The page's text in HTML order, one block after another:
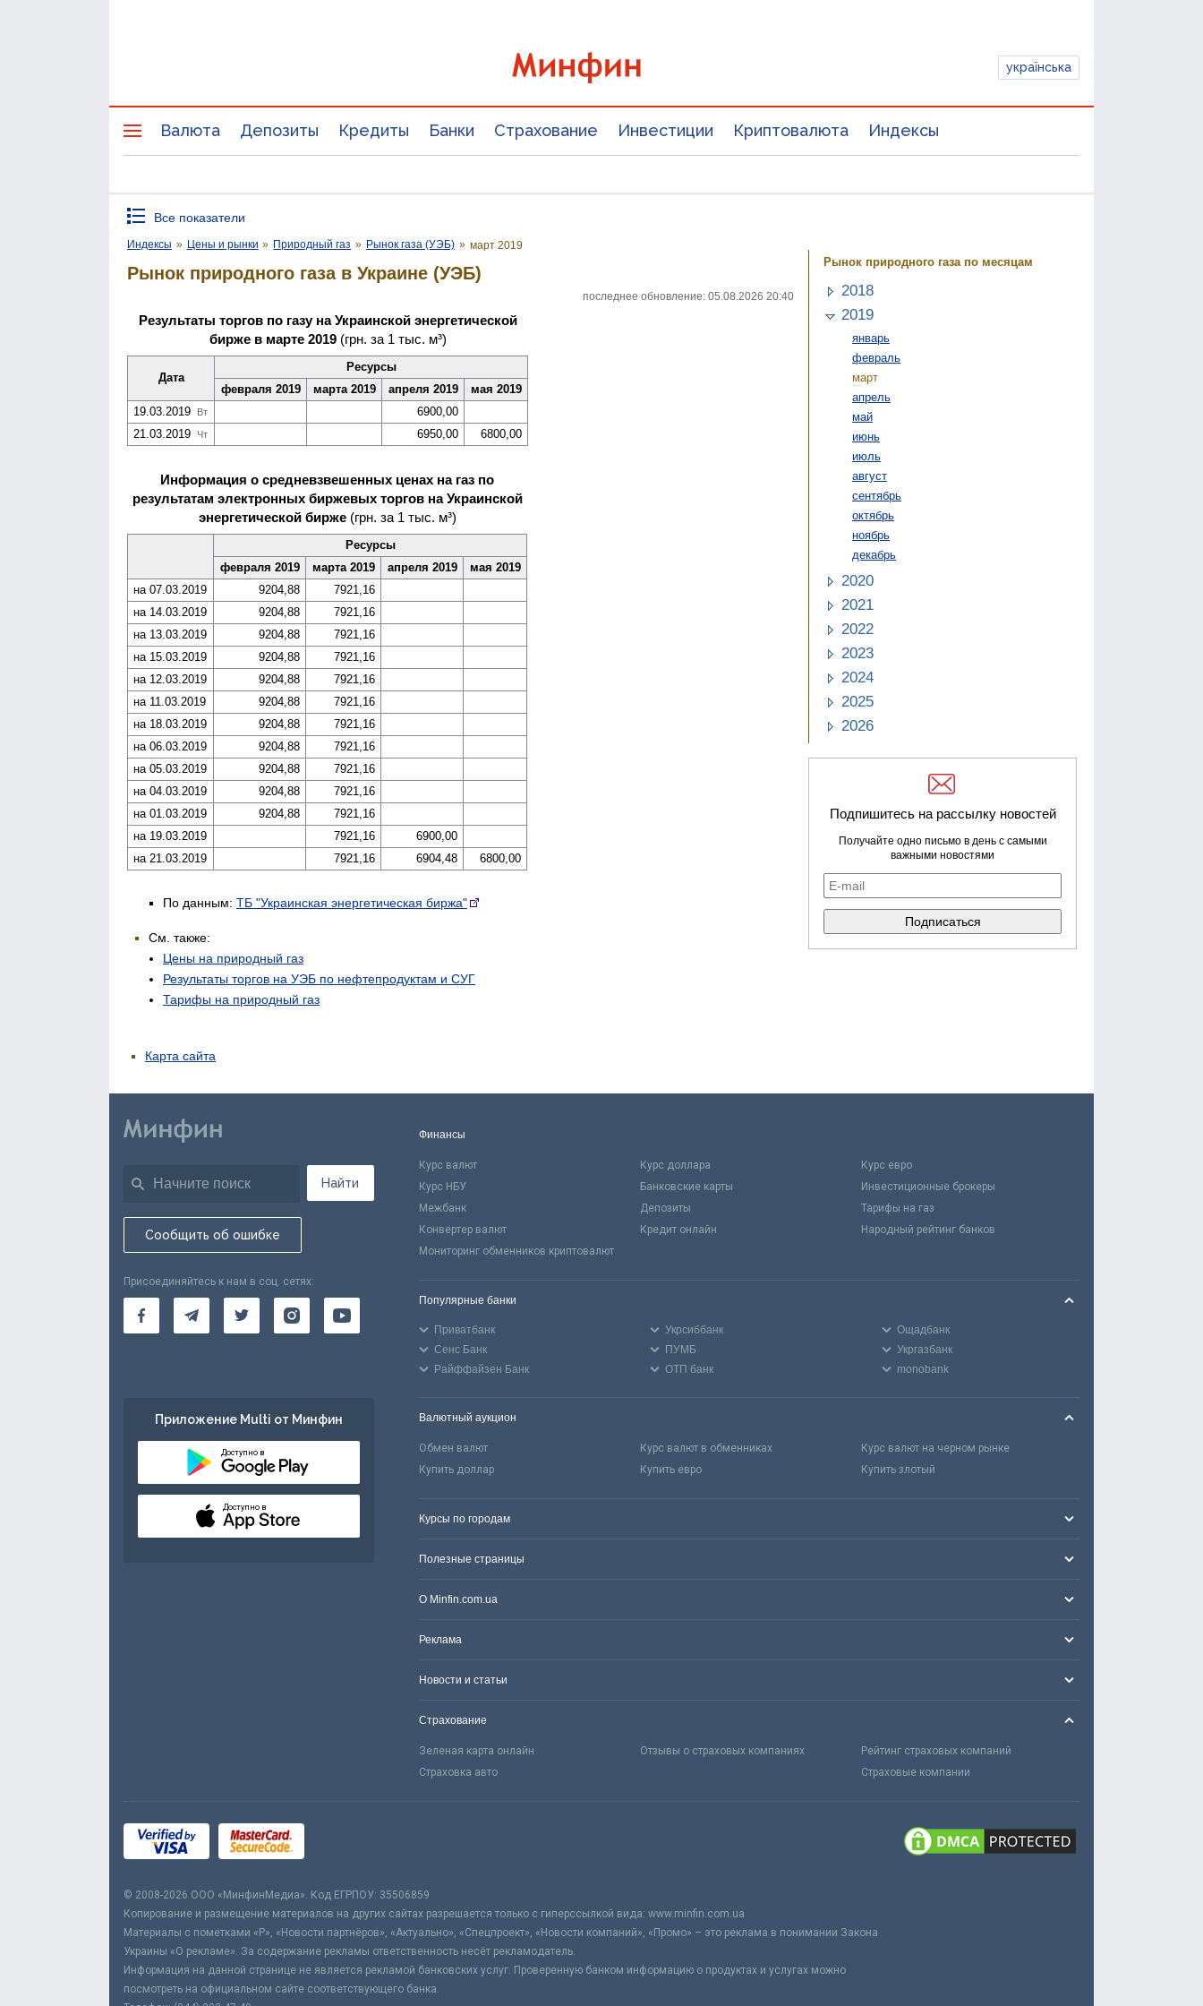
українська
Валюта Депозиты Кредиты Банки Страхование Инвестиции Криптовалюта Индексы
Все показатели
Индексы » Цены и рынки » Природный газ » Рынок газа (УЭБ) » март 2019
Рынок природного газа в Украине (УЭБ)
последнее обновление: 05.08.2026 20:40
Результаты торгов по газу на Украинской энергетической
бирже в марте 2019 (грн. за 1 тыс. м³)
Дата
Ресурсы
февраля 2019
марта 2019 апреля 2019
мая 2019
19.03.2019
Вт
6900,00
21.03.2019
Чт 6950,00 6800,00
Информация о средневзвешенных ценах на газ по
результатам электронных биржевых торгов на Украинской
энергетической бирже (грн. за 1 тыс. м³)
Ресурсы
февраля 2019
марта 2019 апреля 2019
мая 2019
на 07.03.2019
9204,88
7921,16
на 14.03.2019
9204,88
7921,16
на 13.03.2019
9204,88
7921,16
на 15.03.2019
9204,88
7921,16
на 12.03.2019
9204,88
7921,16
на 11.03.2019
9204,88
7921,16
на 18.03.2019
9204,88
7921,16
на 06.03.2019
9204,88
7921,16
на 05.03.2019
9204,88
7921,16
на 04.03.2019
9204,88
7921,16
на 01.03.2019
9204,88
7921,16
на 19.03.2019
7921,16
6900,00
на 21.03.2019
7921,16 6904,48 6800,00
По данным: ТБ "Украинская энергетическая биржа"
См. также:
Цены на природный газ
Результаты торгов на УЭБ по нефтепродуктам и СУГ
Тарифы на природный газ
Рынок природного газа по месяцам
2018
2019
январь
февраль
март
апрель
май
июнь
июль
август
сентябрь
октябрь
ноябрь
декабрь
2020
2021
2022
2023
2024
2025
2026
Подпишитесь на рассылку новостей
Получайте одно письмо в день с самыми
важными новостями
Карта сайта
Найти
Сообщить об ошибке
Присоединяйтесь к нам в соц. сетях:
Приложение Multi от Минфин
Доступно в
Доступно в
Финансы
Курс валют Курс доллара
Курс евро
Курс НБУ
Банковские карты
Инвестиционные брокеры
Межбанк
Депозиты
Тарифы на газ
Конвертер валют
Кредит онлайн
Народный рейтинг банков
Мониторинг обменников криптовалют
Популярные банки
Приватбанк Укрсиббанк
Ощадбанк
Сенс Банк
ПУМБ
Укргазбанк
Райффайзен Банк
ОТП банк monobank
Валютный аукцион
Обмен валют Курс валют в обменниках
Курс валют на черном рынке
Купить доллар
Купить евро Купить злотый
Курсы по городам
Полезные страницы
О Minfin.com.ua
Реклама
Новости и статьи
Страхование
Зеленая карта онлайн Отзывы о страховых компаниях
Рейтинг страховых компаний
Страховка авто
Страховые компании
© 2008-2026 ООО «МинфинМедиа». Код ЕГРПОУ: 35506859
Копирование и размещение материалов на других сайтах разрешается только с гиперссылкой вида: www.minfin.com.ua
Материалы с пометками «Р», «Новости партнёров», «Актуально», «Спецпроект», «Новости компаний», «Промо» – это реклама в понимании Закона
Украины «О рекламе». За содержание рекламы ответственность несёт рекламодатель.
Информация на данной странице не является рекламой банковских услуг. Проверенную банком информацию о продуктах и услугах можно
посмотреть на официальном сайте соответствующего банка.